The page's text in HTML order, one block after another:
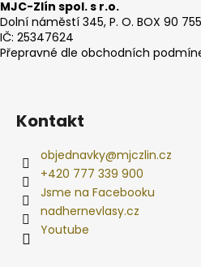
MJC-Zlín spol. s r.o.
Dolní náměstí 345, P. O. BOX 90
IČ: 25347624
Přepravné dle obchodních
Kontakt
objednavky@mjczlin.cz
+420 777 339 900
Jsme na Facebooku
nadhernevlasy.cz
Youtube